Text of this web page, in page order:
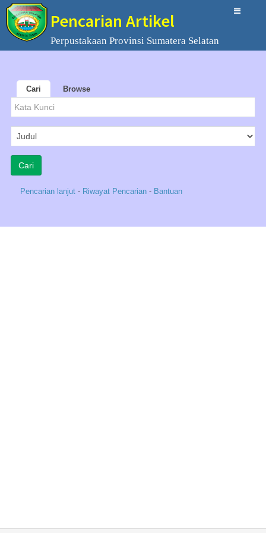
Pencarian Artikel
Perpustakaan Provinsi Sumatera Selatan
Cari Browse
Pencarian lanjut - Riwayat Pencarian - Bantuan